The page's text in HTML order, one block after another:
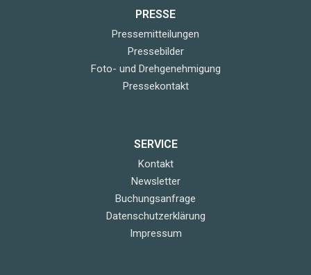
PRESSE
Pressemitteilungen
Pressebilder
Foto- und Drehgenehmigung
Pressekontakt
SERVICE
Kontakt
Newsletter
Buchungsanfrage
Datenschutzerklärung
Impressum